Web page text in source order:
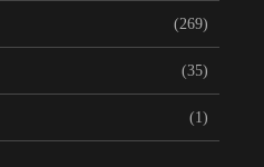
(269)
(35)
(1)